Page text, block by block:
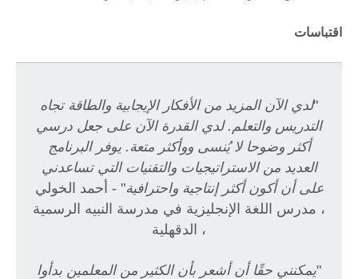
اقتباسات
"لدي الآن المزيد من الأفكار الإيجابية والطاقة تجاه
التدريس والتعلم. لدي القدرة الآن على جعل درسي
أكثر وضوحا لا يُنسى ووأكثر متعة. يوفر البرنامج
العديد من الاستراتيجيات والتقنيات التي تساعدني
على أن أكون أكثر إنتاجية واحترافية" - أحمد الخولي
، مدرس اللغة الإنجليزية في مدرسة النبيه الرسمية
، الدقهلية
"يمكنني حقًا أن أشعر بأن الكثير من المعلمين بدأوا